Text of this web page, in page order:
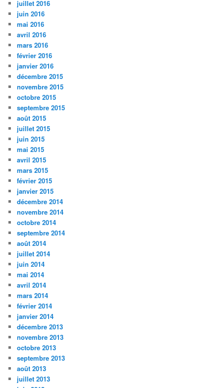
juillet 2016
juin 2016
mai 2016
avril 2016
mars 2016
février 2016
janvier 2016
décembre 2015
novembre 2015
octobre 2015
septembre 2015
août 2015
juillet 2015
juin 2015
mai 2015
avril 2015
mars 2015
février 2015
janvier 2015
décembre 2014
novembre 2014
octobre 2014
septembre 2014
août 2014
juillet 2014
juin 2014
mai 2014
avril 2014
mars 2014
février 2014
janvier 2014
décembre 2013
novembre 2013
octobre 2013
septembre 2013
août 2013
juillet 2013